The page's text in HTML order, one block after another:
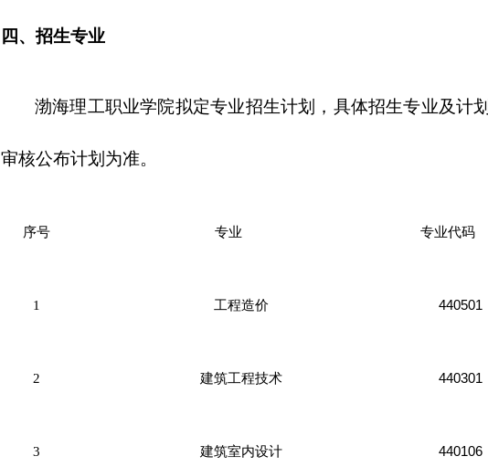
四、招生专业
渤海理工职业学院拟定专业招生计划，具体招生专业及计划
审核公布计划为准。
序号 专业 专业代码
1 工程造价 440501
2 建筑工程技术 440301
3 建筑室内设计 440106